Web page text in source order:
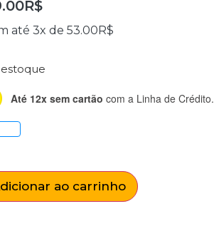
R$
até 3x de 53.00 R$
Até 12x sem cartão com a Linha de Crédito.
ao carrinho